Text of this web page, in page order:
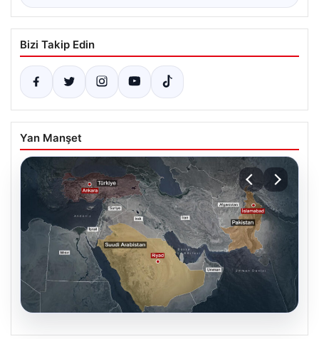
Bizi Takip Edin
Yan Manşet
07.08.2026